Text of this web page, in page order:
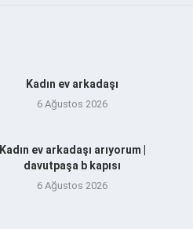
Kadın ev arkadaşı
6 Ağustos 2026
Kadın ev arkadaşı arıyorum |
davutpaşa b kapısı
6 Ağustos 2026